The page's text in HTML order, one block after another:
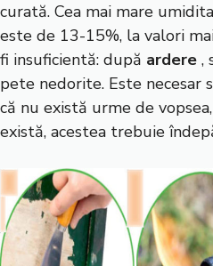
curată. Cea mai mare
este de 13-15%, la valori
fi insuficientă: după ardere ,
pete nedorite. Este necesar
că nu există urme de
există, acestea trebuie